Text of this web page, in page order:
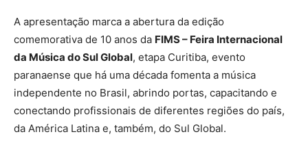
A apresentação marca a abertura da edição
comemorativa de 10 anos da FIMS – Feira Internacional
da Música do Sul Global, etapa Curitiba, evento
paranaense que há uma década fomenta a música
independente no Brasil, abrindo portas, capacitando e
conectando profissionais de diferentes regiões do país,
da América Latina e, também, do Sul Global.